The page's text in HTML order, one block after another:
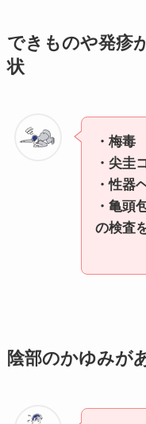
できものや発疹
状
・梅毒
・尖圭
・性器
・亀頭
の検査
陰部のかゆみが